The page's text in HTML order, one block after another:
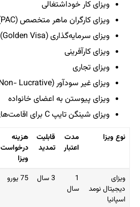
ویزای کار خوداشتغالی
ویزای کارگران ماهر متخصص (PAC)
ویزای سرمایه‌گذاری (Golden Visa)
ویزای کارآفرینی
ویزای تجاری
ویزای غیر سودآور (Non- Lucrative)
ویزای پیوستن به اعضای خانواده
ویزای شینگن تایپ C برای اقامت‌های کوتاه
نوع ویزا
مدت
اعتبار
قابلیت
تمدید
هزینه
درخواست
ویزا
نوع ویزا
مدت
اعتبار
قابلیت
تمدید
هزینه
درخواست
ویزای
دیجیتال نومد
اسپانیا
1
سال
3 سال 75 یورو